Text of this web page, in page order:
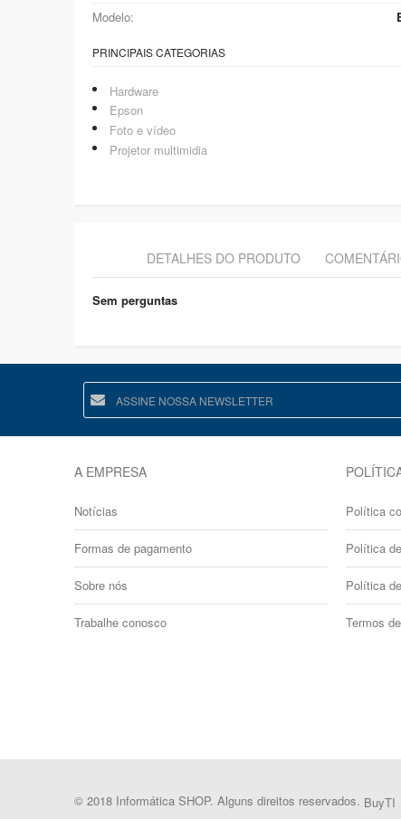
Modelo:
PRINCIPAIS CATEGORIAS
Hardware
Epson
Foto e vídeo
Projetor multimidia
DETALHES DO PRODUTO
Sem perguntas
A EMPRESA
Notícias
Formas de pagamento
Sobre nós
Trabalhe conosco
Política
Política
Política
Termos
© 2018 Informática SHOP. Alguns direitos reservados. BuyTI